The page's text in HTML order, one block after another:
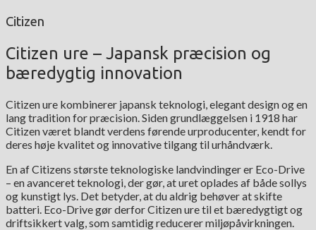
Citizen
Citizen ure – Japansk præcision og
bæredygtig innovation
Citizen ure kombinerer japansk teknologi, elegant design og en
lang tradition for præcision. Siden grundlæggelsen i 1918 har
Citizen været blandt verdens førende urproducenter, kendt for
deres høje kvalitet og innovative tilgang til urhåndværk.
En af Citizens største teknologiske landvindinger er Eco-Drive
– en avanceret teknologi, der gør, at uret oplades af både sollys
og kunstigt lys. Det betyder, at du aldrig behøver at skifte
batteri. Eco-Drive gør derfor Citizen ure til et bæredygtigt og
driftsikkert valg, som samtidig reducerer miljøpåvirkningen.